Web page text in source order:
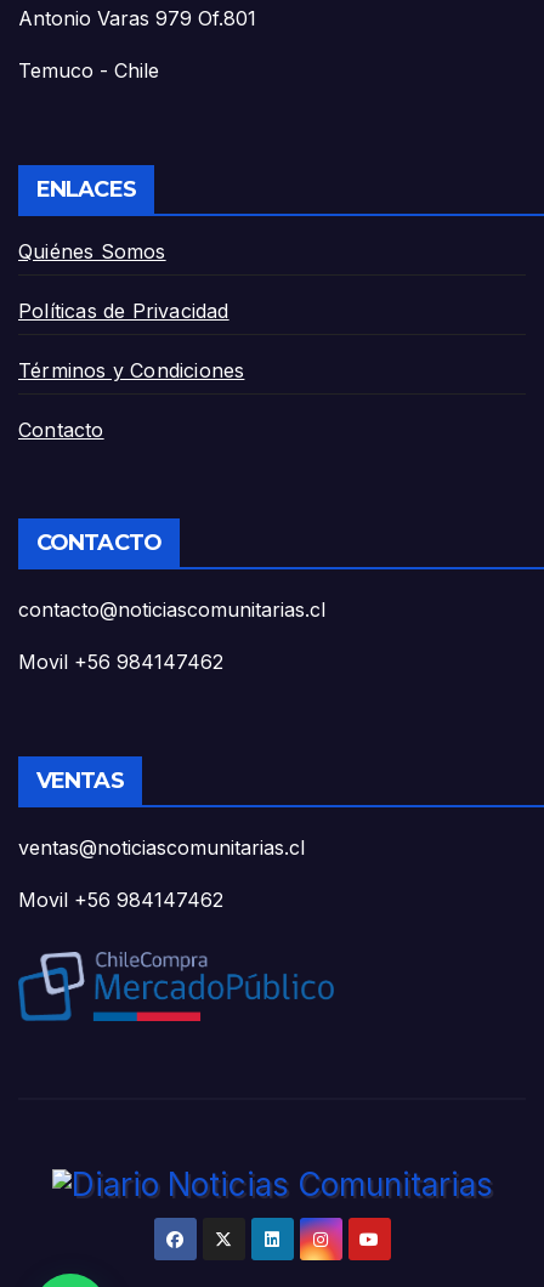
Antonio Varas 979 Of.801
Temuco - Chile
ENLACES
Quiénes Somos
Políticas de Privacidad
Términos y Condiciones
Contacto
CONTACTO
contacto@noticiascomunitarias.cl
Movil +56 984147462
VENTAS
ventas@noticiascomunitarias.cl
Movil +56 984147462